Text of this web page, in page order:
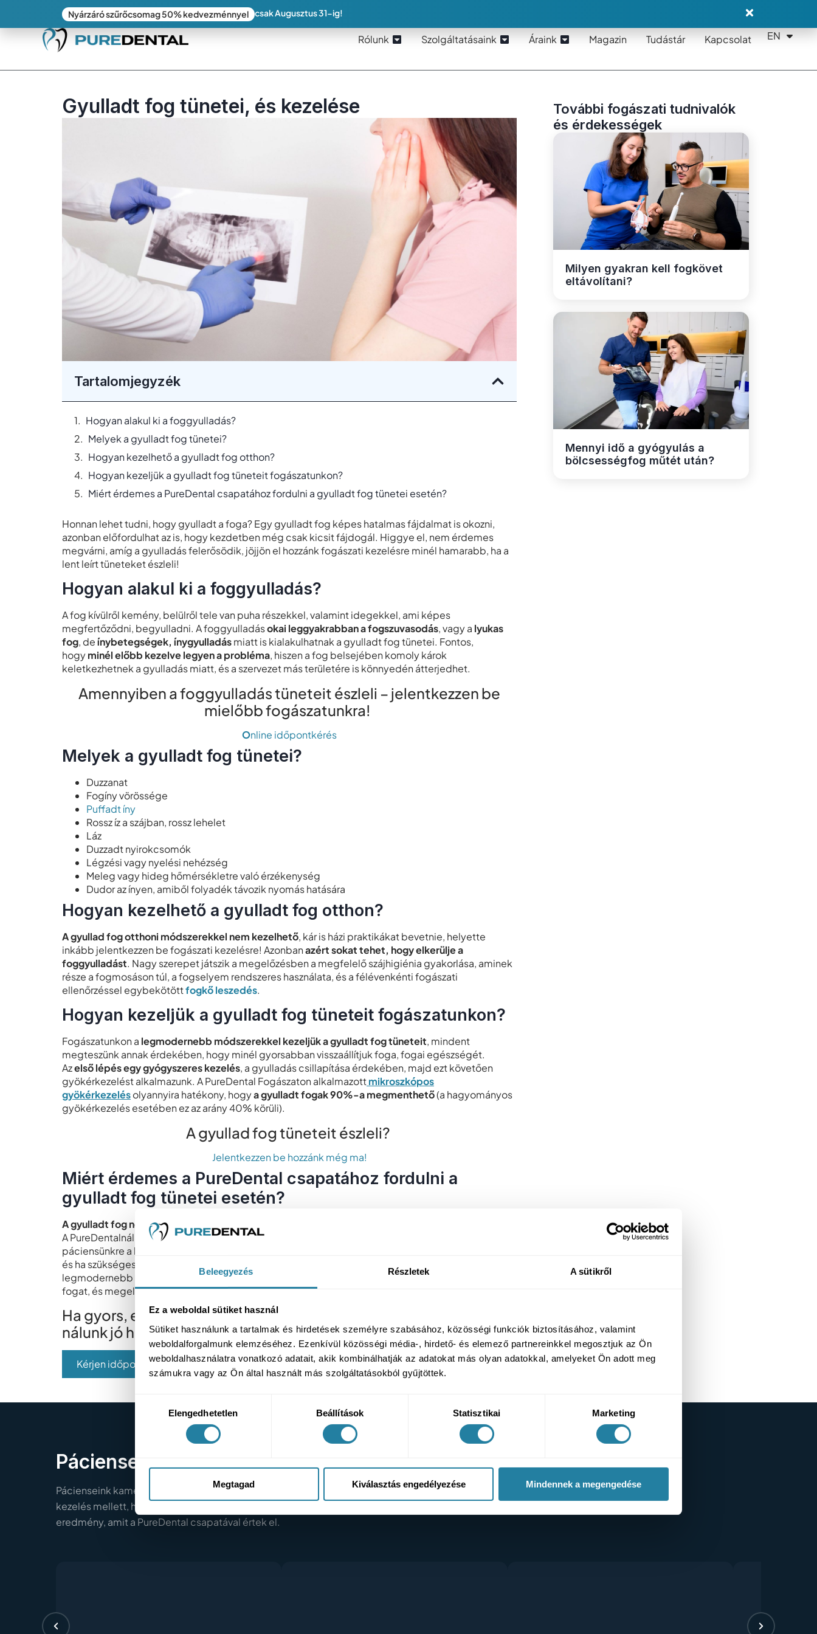
Beleegyezés Részletek A sütikről
Ez a weboldal sütiket használ
Sütiket használunk a tartalmak és hirdetések személyre szabásához, közösségi funkciók biztosításához, valamint
weboldalforgalmunk elemzéséhez. Ezenkívül közösségi média-, hirdető- és elemező partnereinkkel megosztjuk az Ön
weboldalhasználatra vonatkozó adatait, akik kombinálhatják az adatokat más olyan adatokkal, amelyeket Ön adott meg
számukra vagy az Ön által használt más szolgáltatásokból gyűjtöttek.
Hozzájárulás
kiválasztásaElengedhetetlen Beállítások Statisztikai Marketing
Megtagad Kiválasztás engedélyezése Mindennek a megengedése
Rólunk Szolgáltatásaink Áraink Magazin Tudástár Kapcsolat EN
DE
Gyulladt fog tünetei, és kezelése
Tartalomjegyzék
Hogyan alakul ki a foggyulladás?
Melyek a gyulladt fog tünetei?
Hogyan kezelhető a gyulladt fog otthon?
Hogyan kezeljük a gyulladt fog tüneteit fogászatunkon?
Miért érdemes a PureDental csapatához fordulni a gyulladt fog tünetei esetén?
Honnan lehet tudni, hogy gyulladt a foga? Egy gyulladt fog képes hatalmas fájdalmat is okozni,
azonban előfordulhat az is, hogy kezdetben még csak kicsit fájdogál. Higgye el, nem érdemes
megvárni, amíg a gyulladás felerősödik, jöjjön el hozzánk fogászati kezelésre minél hamarabb, ha a
lent leírt tüneteket észleli!
Hogyan alakul ki a foggyulladás?
A fog kívülről kemény, belülről tele van puha részekkel, valamint idegekkel, ami képes
megfertőződni, begyulladni. A foggyulladásokai leggyakrabban a fogszuvasodás, vagy a lyukas
fog, deínybetegségek, ínygyulladásmiatt is kialakulhatnak a gyulladt fog tünetei. Fontos,
hogyminél előbb kezelve legyen a probléma, hiszen a fog belsejében komoly károk
keletkezhetnek a gyulladás miatt, és a szervezet más területére is könnyedén átterjedhet.
Amennyiben a foggyulladás tüneteit észleli – jelentkezzen be
mielőbb fogászatunkra!
Online időpontkérés
Melyek a gyulladt fog tünetei?
Duzzanat
Fogíny vörössége
Puffadt íny
Rossz íz a szájban, rossz lehelet
Láz
Duzzadt nyirokcsomók
Légzési vagy nyelési nehézség
Meleg vagy hideg hőmérsékletre való érzékenység
Dudor az ínyen, amiből folyadék távozik nyomás hatására
Hogyan kezelhető a gyulladt fog otthon?
A gyullad fog otthoni módszerekkel nem kezelhető, kár is házi praktikákat bevetnie, helyette
inkább jelentkezzen be fogászati kezelésre! Azonbanazért sokat tehet, hogy elkerülje a
foggyulladást. Nagy szerepet játszik a megelőzésben a megfelelő szájhigiénia gyakorlása, aminek
része a fogmosáson túl, a fogselyem rendszeres használata, és a félévenkénti fogászati
ellenőrzéssel egybekötöttfogkő leszedés.
Hogyan kezeljük a gyulladt fog tüneteit fogászatunkon?
Fogászatunkon a legmodernebb módszerekkel kezeljük a gyulladt fog tüneteit, mindent
megteszünk annak érdekében, hogy minél gyorsabban visszaállítjuk foga, fogai egészségét.
Azelső lépés egy gyógyszeres kezelés, a gyulladás csillapítása érdekében, majd ezt követően
gyökérkezelést alkalmazunk. A PureDental Fogászaton alkalmazottmikroszkópos
gyökérkezelésolyannyira hatékony, hogya gyulladt fogak 90%-a megmenthető(a hagyományos
gyökérkezelés esetében ez az arány 40% körüli).
A gyullad fog tüneteit észleli?
Jelentkezzen be hozzánk még ma!
Miért érdemes a PureDental csapatához fordulni a
gyulladt fog tünetei esetén?
A gyulladt fog nem tűr halasztást
A PureDentalnál nemcsakkorszerű eszközökkel dolgozunk
páciensünkre a legnagyobb figyelmet és türelmet fordítjuk. A kezelést
és ha szükséges,
legmodernebb gyökérkezelési és fertőtlenítési eljárásokat alkalmazzák, hogy megmentsék a
fogat, és megelőzzék a további szövődményeket.
Ha gyors, empatikus és szakmailag felkészült ellátást keres,
nálunk jó helyen jár!
Kérjen időpontot!
További fogászati tudnivalók
és érdekességek
Milyen gyakran kell fogkövet
eltávolítani?
Mennyi idő a gyógyulás a
bölcsességfog műtét után?
Pácienseink történetei
Pácienseink kamera előtt osztják meg tapasztalataikat: miért döntöttek a
kezelés mellett, hogyan zajlott a folyamat, és mit jelent számukra az
eredmény, amit a PureDental csapatával értek el.
Nyárzáró szűrőcsomag 50% kedvezménnyel csak Augusztus 31-ig!